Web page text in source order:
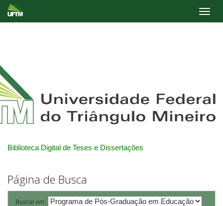
Biblioteca Digital de Teses e Dissertações
Página de Busca
Buscar em: